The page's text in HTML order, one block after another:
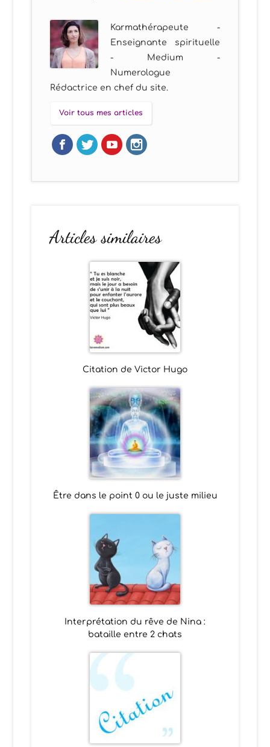
Karmathérapeute -
Enseignante spirituelle
- Medium -
Numerologue
Rédactrice en chef du site.
Voir tous mes articles
Articles similaires
Citation de Victor Hugo
Être dans le point 0 ou le juste milieu
Interprétation du rêve de Nina :
bataille entre 2 chats